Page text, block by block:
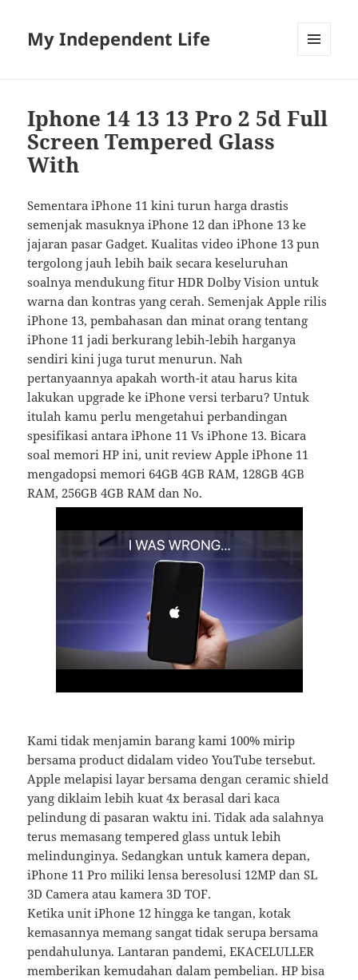
My Independent Life
Iphone 14 13 13 Pro 2 5d Full
Screen Tempered Glass
With
Sementara iPhone 11 kini turun harga drastis
semenjak masuknya iPhone 12 dan iPhone 13 ke
jajaran pasar Gadget. Kualitas video iPhone 13 pun
tergolong jauh lebih baik secara keseluruhan
soalnya mendukung fitur HDR Dolby Vision untuk
warna dan kontras yang cerah. Semenjak Apple rilis
iPhone 13, pembahasan dan minat orang tentang
iPhone 11 jadi berkurang lebih-lebih harganya
sendiri kini juga turut menurun. Nah
pertanyaannya apakah worth-it atau harus kita
lakukan upgrade ke iPhone versi terbaru? Untuk
itulah kamu perlu mengetahui perbandingan
spesifikasi antara iPhone 11 Vs iPhone 13. Bicara
soal memori HP ini, unit review Apple iPhone 11
mengadopsi memori 64GB 4GB RAM, 128GB 4GB
RAM, 256GB 4GB RAM dan No.
Kami tidak menjamin barang kami 100% mirip
bersama product didalam video YouTube tersebut.
Apple melapisi layar bersama dengan ceramic shield
yang diklaim lebih kuat 4x berasal dari kaca
pelindung di pasaran waktu ini. Tidak ada salahnya
terus memasang tempered glass untuk lebih
melindunginya. Sedangkan untuk kamera depan,
iPhone 11 Pro miliki lensa beresolusi 12MP dan SL
3D Camera atau kamera 3D TOF.
Ketika unit iPhone 12 hingga ke tangan, kotak
kemasannya memang sangat tidak serupa bersama
pendahulunya. Lantaran pandemi, EKACELULLER
memberikan kemudahan dalam pembelian. HP bisa